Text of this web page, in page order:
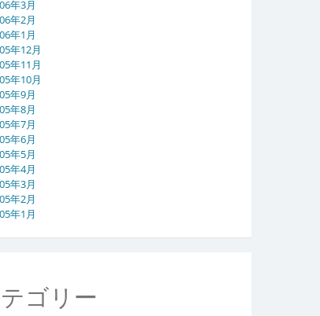
年3月
年2月
年1月
年12月
年11月
年10月
年9月
年8月
年7月
年6月
年5月
年4月
年3月
年2月
年1月
ゴリー